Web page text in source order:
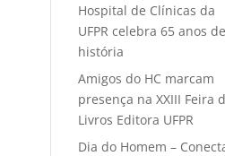
Hospital de Clínicas da
UFPR celebra 65 anos de
história
Amigos do HC marcam
presença na XXIII Feira
Livros Editora UFPR
Dia do Homem –